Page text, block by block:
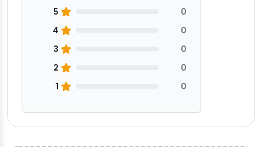
5
0
4
0
3
0
2
0
1
0